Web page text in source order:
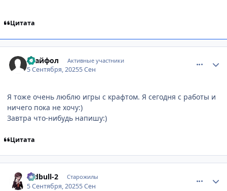
Цитата
Трайфол Активные участники
5 Сентября, 20255 Сен
Я тоже очень люблю игры с крафтом. Я сегодня с работы и
ничего пока не хочу:)
Завтра что-нибудь напишу:)
Цитата
redbull-2 Старожилы
5 Сентября, 20255 Сен